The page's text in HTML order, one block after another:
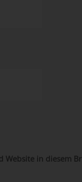
Website in diesem